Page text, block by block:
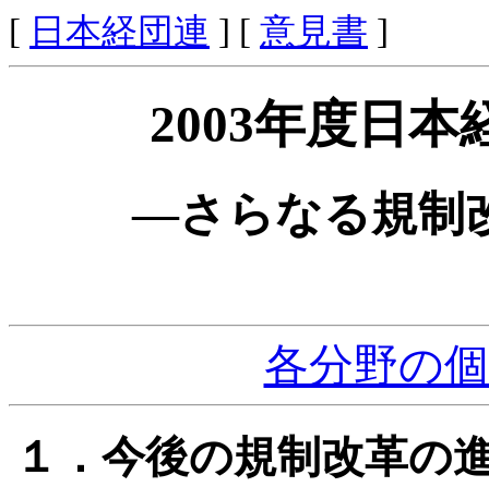
[ 日本経団連 ] [ 意見書 ]
2003年度日本
―さらなる規制
各分野の
１．今後の規制改革の